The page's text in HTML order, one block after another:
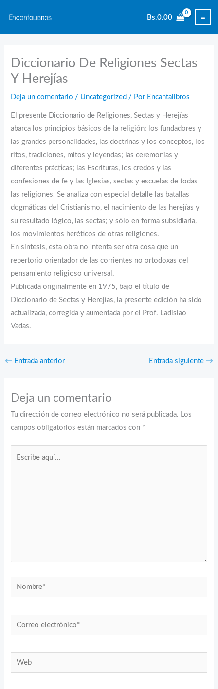
contenido
Bs.0.00
Diccionario De Religiones Sectas
Y Herejías
Deja un comentario / Uncategorized / Por Encantalibros
El presente Diccionario de Religiones, Sectas y Herejías
abarca los principios básicos de la religión: los fundadores y
las grandes personalidades, las doctrinas y los conceptos, los
ritos, tradiciones, mitos y leyendas; las ceremonias y
diferentes prácticas; las Escrituras, los credos y las
confesiones de fe y las Iglesias, sectas y escuelas de todas
las religiones. Se analiza con especial detalle las batallas
dogmáticas del Cristianismo, el nacimiento de las herejías y
su resultado lógico, las sectas; y sólo en forma subsidiaria,
los movimientos heréticos de otras religiones.
En síntesis, esta obra no intenta ser otra cosa que un
repertorio orientador de las corrientes no ortodoxas del
pensamiento religioso universal.
Publicada originalmente en 1975, bajo el título de
Diccionario de Sectas y Herejías, la presente edición ha sido
actualizada, corregida y aumentada por el Prof. Ladislao
Vadas.
← Entrada anterior Entrada siguiente →
Deja un comentario
Tu dirección de correo electrónico no será publicada. Los
campos obligatorios están marcados con *
Nombre*
Correo
electrónico*
Web